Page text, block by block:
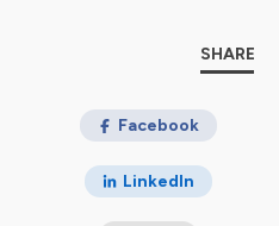
SHARE
Facebook
LinkedIn